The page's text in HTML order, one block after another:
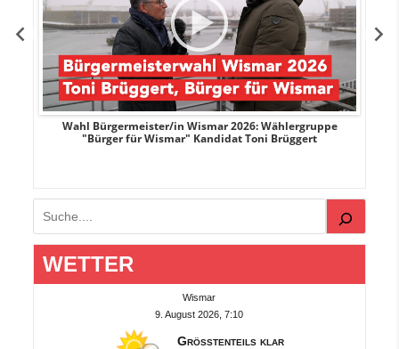
Wahl Bürgermeister/in Wismar 2026: Wählergruppe
"Bürger für Wismar" Kandidat Toni Brüggert
Suchen
WETTER
Wismar
9. August 2026, 7:10
Größtenteils klar